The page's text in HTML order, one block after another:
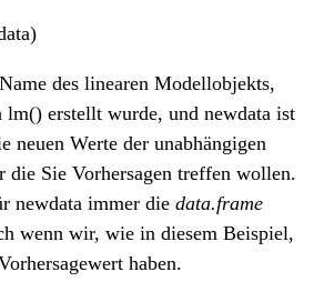
des linearen Modellobjekts,
lm() erstellt wurde, und newdata ist
neuen Werte der unabhängigen
die Sie Vorhersagen treffen wollen.
newdata immer die data.frame
wenn wir, wie in diesem Beispiel,
haben.